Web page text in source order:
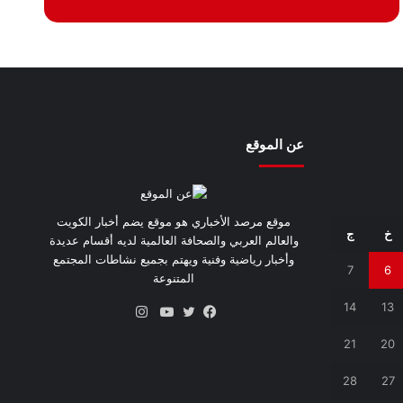
خ ج
6
7
13
14
20
21
27
28
عن الموقع
موقع مرصد الأخباري هو موقع يضم أخبار الكويت
والعالم العربي والصحافة العالمية لديه أقسام عديدة
وأخبار رياضية وفنية ويهتم بجميع نشاطات المجتمع
المتنوعة